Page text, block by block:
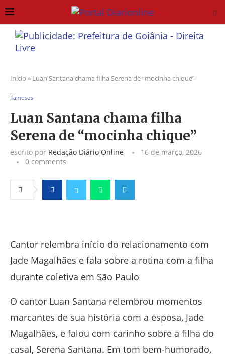
Início » Luan Santana chama filha Serena de “mocinha chique”
Famosos
Luan Santana chama filha
Serena de “mocinha chique”
escrito por Redação Diário Online
16 de março, 2026
0 comments
Cantor relembra início do relacionamento com
Jade Magalhães e fala sobre a rotina com a filha
durante coletiva em São Paulo
O cantor Luan Santana relembrou momentos
marcantes de sua história com a esposa, Jade
Magalhães, e falou com carinho sobre a filha do
casal, Serena Santana. Em tom bem-humorado,